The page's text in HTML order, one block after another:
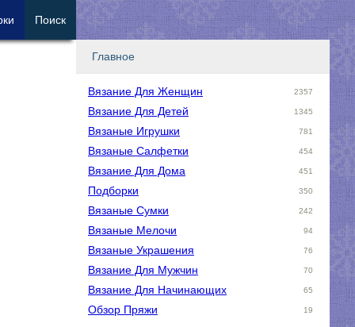
Главное
Вязание Для Женщин 2357
Вязание Для Детей 1345
Вязаные Игрушки 781
Вязаные Салфетки 454
Вязание Для Дома 451
Подборки 350
Вязаные Сумки 242
Вязаные Мелочи 94
Вязаные Украшения 76
Вязание Для Мужчин 70
Вязание Для Начинающих 65
Обзор Пряжи 19
Поиск